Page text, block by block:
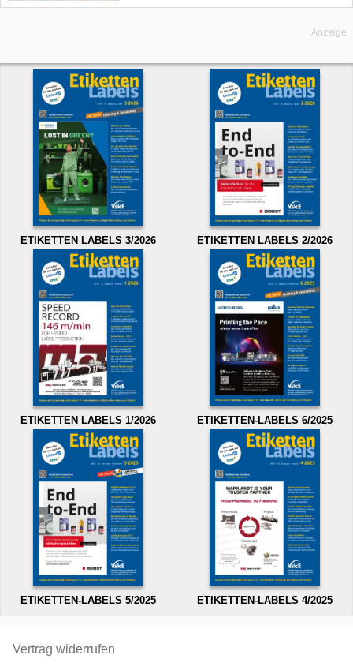
Anzeige
ETIKETTEN LABELS 3/2026 ETIKETTEN LABELS 2/2026
ETIKETTEN LABELS 1/2026 ETIKETTEN-LABELS 6/2025
ETIKETTEN-LABELS 5/2025 ETIKETTEN-LABELS 4/2025
Vertrag widerrufen